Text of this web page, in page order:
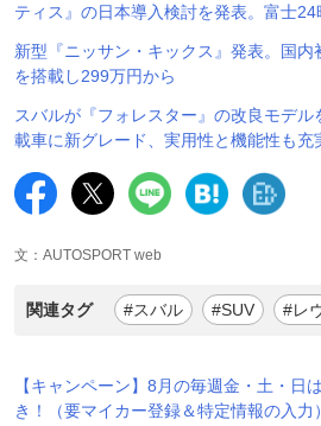
ティス』の日本導入検討を発表。富士
新型『ニッサン・キックス』発表。国
を搭載し299万円から
スバルが『フォレスター』の改良モデ
載車に新グレード、実用性と機能性も充
文：AUTOSPORT web
関連タグ #スバル #SUV #レ
【キャンペーン】8月の毎週金・土・日
き！（要マイカー登録＆特定情報の入力）